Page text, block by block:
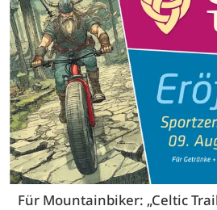
Für Mountainbiker: „Celtic